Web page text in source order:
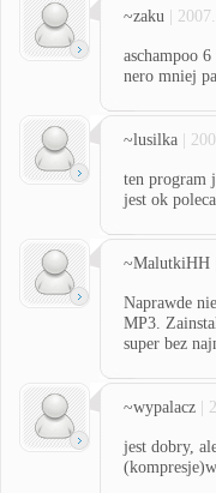
~zaku |
aschampoo
nero mniej
~lusilka |
ten program
jest ok
~MalutkiHH
Naprawde
MP3.
super bez
~wypalacz |
jest dobry,